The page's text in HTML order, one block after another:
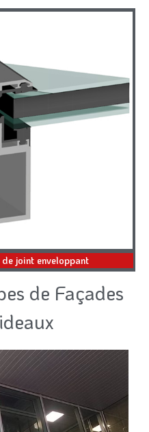
joint enveloppant
de Façades